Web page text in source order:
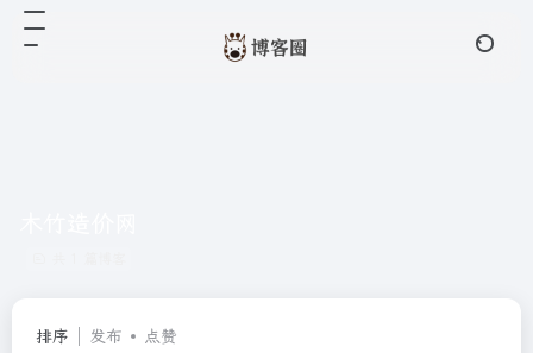
排序 发布 点赞